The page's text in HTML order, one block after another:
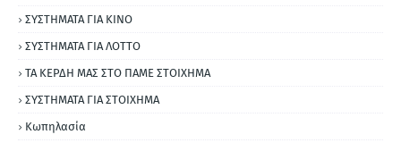
ΣΥΣΤΗΜΑΤΑ ΓΙΑ ΚΙΝΟ
ΣΥΣΤΗΜΑΤΑ ΓΙΑ ΛΟΤΤΟ
ΤΑ ΚΕΡΔΗ ΜΑΣ ΣΤΟ ΠΑΜΕ ΣΤΟΙΧΗΜΑ
ΣΥΣΤΗΜΑΤΑ ΓΙΑ ΣΤΟΙΧΗΜΑ
Κωπηλασία